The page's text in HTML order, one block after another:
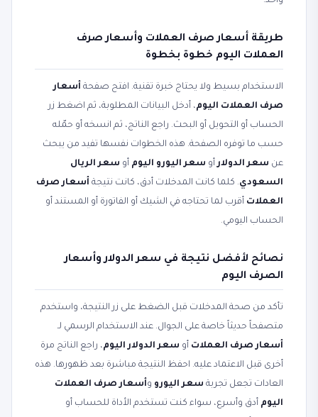
طريقة أسعار صرف العملات وأسعار صرف
العملات اليوم خطوة بخطوة
الاستخدام بسيط ولا يحتاج خبرة تقنية. افتح صفحة أسعار
صرف العملات اليوم، أدخل البيانات المطلوبة، ثم اضغط زر
الحساب أو التحويل أو البحث. راجع الناتج، ثم انسخه أو حمّله
حسب ما توفره الصفحة. هذه الخطوات نفسها تفيد من يبحث
عن سعر الدولارأو سعر اليورو اليوم أو سعر الريال
السعودي. كلما كانت المدخلات أدق، كانت نتيجة أسعار صرف
العملات أقرب لما تحتاجه في الشيك أو الفاتورة أو المستند أو
الحساب اليومي.
نصائح لأفضل نتيجة في سعر الدولار وأسعار
الصرف اليوم
تأكد من صحة المدخلات قبل الضغط على زر النتيجة، واستخدم
متصفحاً حديثاً خاصة على الجوال. عند الاستخدام الرسمي لـ
أسعار صرف العملات أو سعر الدولار اليوم، راجع الناتج مرة
أخرى قبل الاعتماد عليه. احفظ النتيجة مباشرة بعد ظهورها. هذه
العادات تجعل تجربة سعر اليورو وأسعار صرف العملات
اليوم أدق وأسرع، سواء كنت تستخدم الأداة للحساب أو